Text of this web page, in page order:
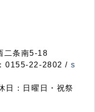
条南5-18
0155-22-2802 / s
日：日曜日・祝祭